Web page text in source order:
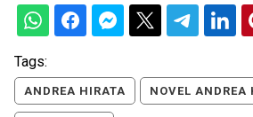
Tags:
ANDREA HIRATA NOVEL ANDREA